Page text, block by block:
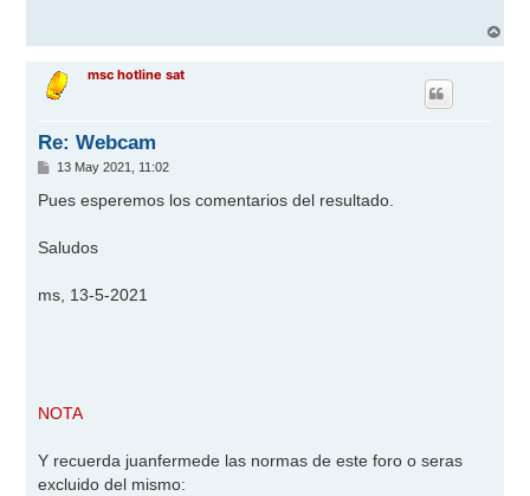
r
msc hotline sat
Re: Webcam
M
n
j
e
13 May 2021, 11:02
Pues esperemos los comentarios del resultado.
Saludos
ms, 13-5-2021
NOTA
Y recuerda juanfermede las normas de este foro o seras
excluido del mismo: